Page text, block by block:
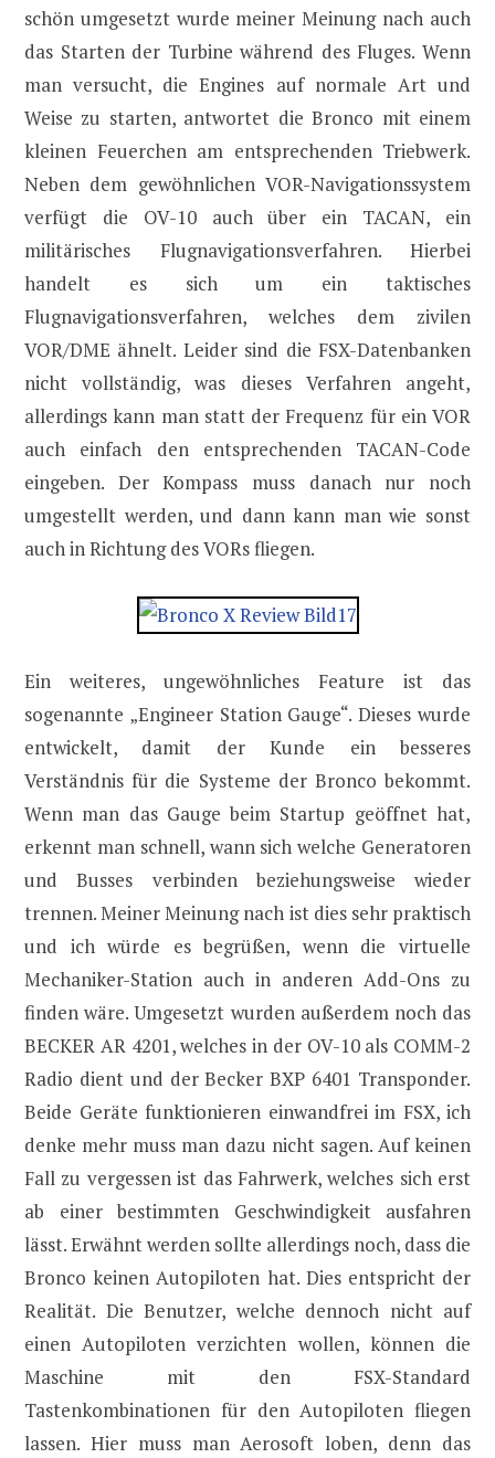
schön umgesetzt wurde meiner Meinung nach auch
das Starten der Turbine während des Fluges. Wenn
man versucht, die Engines auf normale Art und
Weise zu starten, antwortet die Bronco mit einem
kleinen Feuerchen am entsprechenden Triebwerk.
Neben dem gewöhnlichen VOR-Navigationssystem
verfügt die OV-10 auch über ein TACAN, ein
militärisches Flugnavigationsverfahren. Hierbei
handelt es sich um ein taktisches
Flugnavigationsverfahren, welches dem zivilen
VOR/DME ähnelt. Leider sind die FSX-Datenbanken
nicht vollständig, was dieses Verfahren angeht,
allerdings kann man statt der Frequenz für ein VOR
auch einfach den entsprechenden TACAN-Code
eingeben. Der Kompass muss danach nur noch
umgestellt werden, und dann kann man wie sonst
auch in Richtung des VORs fliegen.
Ein weiteres, ungewöhnliches Feature ist das
sogenannte „Engineer Station Gauge“. Dieses wurde
entwickelt, damit der Kunde ein besseres
Verständnis für die Systeme der Bronco bekommt.
Wenn man das Gauge beim Startup geöffnet hat,
erkennt man schnell, wann sich welche Generatoren
und Busses verbinden beziehungsweise wieder
trennen. Meiner Meinung nach ist dies sehr praktisch
und ich würde es begrüßen, wenn die virtuelle
Mechaniker-Station auch in anderen Add-Ons zu
finden wäre. Umgesetzt wurden außerdem noch das
BECKER AR 4201, welches in der OV-10 als COMM-2
Radio dient und der Becker BXP 6401 Transponder.
Beide Geräte funktionieren einwandfrei im FSX, ich
denke mehr muss man dazu nicht sagen. Auf keinen
Fall zu vergessen ist das Fahrwerk, welches sich erst
ab einer bestimmten Geschwindigkeit ausfahren
lässt. Erwähnt werden sollte allerdings noch, dass die
Bronco keinen Autopiloten hat. Dies entspricht der
Realität. Die Benutzer, welche dennoch nicht auf
einen Autopiloten verzichten wollen, können die
Maschine mit den FSX-Standard
Tastenkombinationen für den Autopiloten fliegen
lassen. Hier muss man Aerosoft loben, denn das